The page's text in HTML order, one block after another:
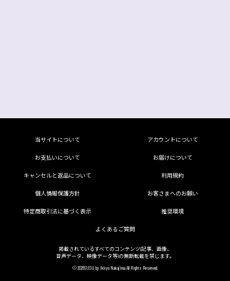
当サイトについて アカウントについて
お支払いについて お届けについて
キャンセルと返品について 利用規約
個人情報保護方針 お客さまへのお願い
特定商取引法に基づく表示 推奨環境
よくあるご質問
掲載されているすべてのコンテンツ(記事、画像、
音声データ、映像データ等)の無断転載を禁じます。
© 2026SUSU by Ikkyu Nakajima All Rights Reserved.